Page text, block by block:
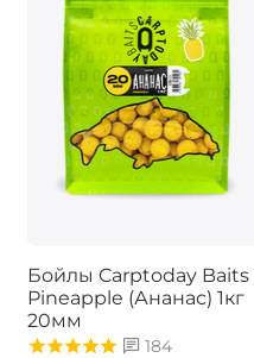
Бойлы Carptoday Baits
Pineapple (Ананас) 1кг
20мм
184